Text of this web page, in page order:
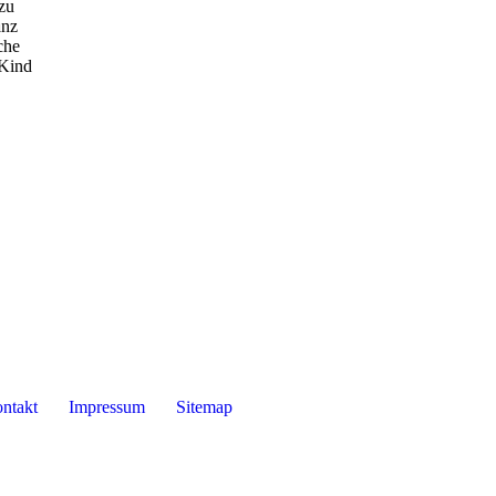
Impressum Sitemap